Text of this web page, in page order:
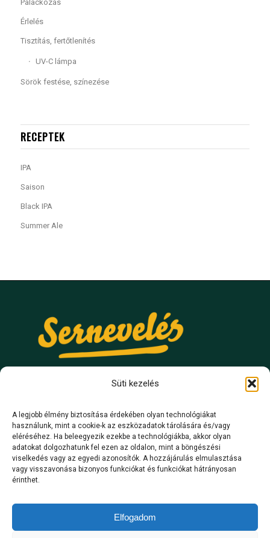
Süti kezelés
A legjobb élmény biztosítása érdekében olyan technológiákat
használunk, mint a cookie-k az eszközadatok tárolására és/vagy
eléréséhez. Ha beleegyezik ezekbe a technológiákba, akkor olyan
adatokat dolgozhatunk fel ezen az oldalon, mint a böngészési
viselkedés vagy az egyedi azonosítók. A hozzájárulás elmulasztása
vagy visszavonása bizonyos funkciókat és funkciókat hátrányosan
érinthet.
Elfogadom
Palackozás
Érlelés
Tisztítás, fertőtlenítés
UV-C lámpa
Sörök festése, színezése
RECEPTEK
IPA
Saison
Black IPA
Summer Ale
ELÉRHETŐSÉGEK
hello@serneveles.hu
+36 30 599 6427
hétfő-péntek: 09:00-18:00